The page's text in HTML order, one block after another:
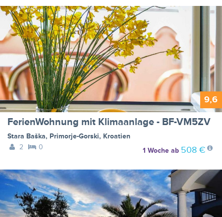
9,6
FerienWohnung mit Klimaanlage - BF-VM5ZV
Stara Baška, Primorje-Gorski, Kroatien
2
0 1 Wocheab 508 €